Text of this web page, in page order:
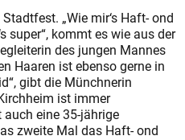
„Wie mir‘s Haft- ond
super“, kommt es wie aus der
des jungen Mannes
Haaren ist ebenso gerne in
gibt die Münchnerin
ist immer
auch eine 35-jährige
zweite Mal das Haft- ond